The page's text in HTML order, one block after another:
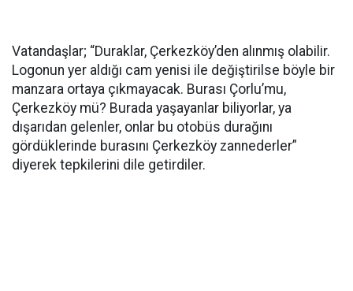
Vatandaşlar; “Duraklar, Çerkezköy’den alınmış olabilir.
Logonun yer aldığı cam yenisi ile değiştirilse böyle bir
manzara ortaya çıkmayacak. Burası Çorlu’mu,
Çerkezköy mü? Burada yaşayanlar biliyorlar, ya
dışarıdan gelenler, onlar bu otobüs durağını
gördüklerinde burasını Çerkezköy zannederler”
diyerek tepkilerini dile getirdiler.